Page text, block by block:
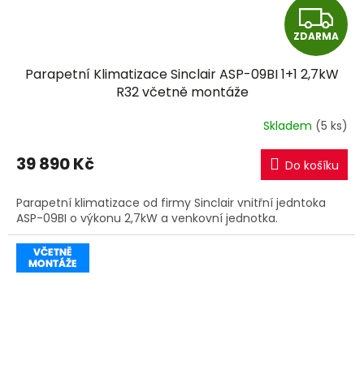
Z
D
A
R
M
A
ZDARMA
Parapetní Klimatizace Sinclair ASP-09BI 1+1 2,7kW
R32 včetně montáže
Skladem (5 ks)
39 890 Kč Do košíku
Parapetní klimatizace od firmy Sinclair vnitřní jedntoka
ASP-09BI o výkonu 2,7kW a venkovní jednotka.